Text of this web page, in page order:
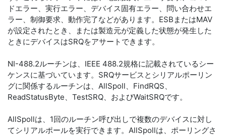
ドエラー、実行エラー、デバイス固有エラー、問い合わせエ
ラー、制御要求、動作完了などがあります。ESBまたはMAV
が設定されたとき、または製造元が定義した状態が発生した
ときにデバイスはSRQをアサートできます。
NI-488.2ルーチンは、IEEE 488.2規格に記載されているシー
ケンスに基づいています。SRQサービスとシリアルポーリン
グに関係するルーチンは、AllSpoll、FindRQS、
ReadStatusByte、TestSRQ、およびWaitSRQです。
AllSpollは、1回のルーチン呼び出しで複数のデバイスに対し
てシリアルポールを実行できます。AllSpollは、ポーリングさ